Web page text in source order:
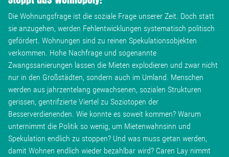
Die Wohnungsfrage ist die soziale Frage unserer Zeit. Doch statt
sie anzugehen, werden Fehlentwicklungen systematisch politisch
gefördert. Wohnungen sind zu reinen Spekulationsobjekten
verkommen. Hohe Nachfrage und sogenannte
Zwangssanierungen lassen die Mieten explodieren und zwar nicht
nur in den Großstädten, sondern auch im Umland. Menschen
werden aus jahrzentelang gewachsenen, sozialen Strukturen
gerissen, gentrifzierte Viertel zu Soziotopen der
Besserverdienenden. Wie konnte es soweit kommen? Warum
unternimmt die Politik so wenig, um Mietenwahnsinn und
Spekulation endlich zu stoppen? Und was muss getan werden,
damit Wohnen endlich wieder bezahlbar wird? Caren Lay nimmt